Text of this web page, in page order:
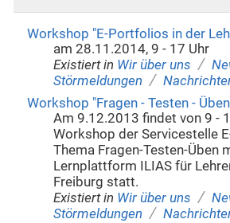
Workshop "E-Portfolios in der
am 28.11.2014, 9 - 17 Uhr
Existiert in Wir über uns /
Störmeldungen /
Workshop "Fragen - Testen -
Am 9.12.2013 findet von 9 -
Workshop der Servicestelle
Thema Fragen-Testen-Üben
Lernplattform ILIAS für
Freiburg statt.
Existiert in Wir über uns /
Störmeldungen /